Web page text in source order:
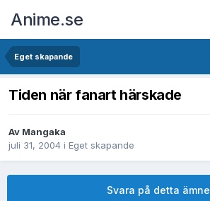
Anime.se
Eget skapande
Tiden när fanart härskade
Av Mangaka
juli 31, 2004 i Eget skapande
Svara på detta ämne